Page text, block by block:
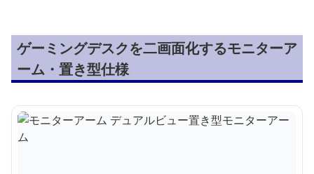
ゲーミングデスクを二画面化するモニターア
ーム・置き型仕様